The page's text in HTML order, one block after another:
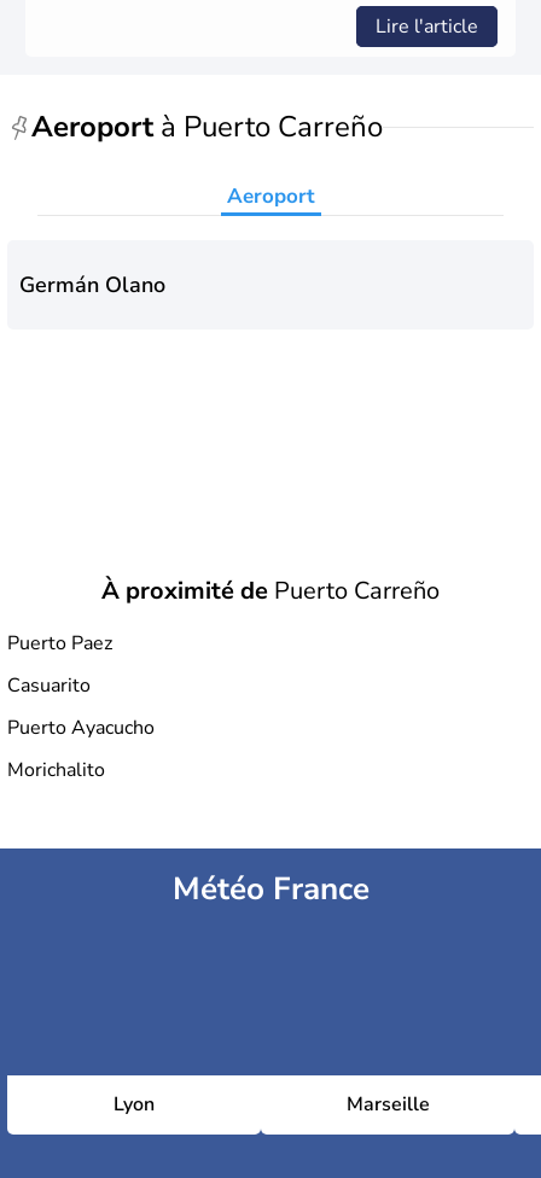
Lire l'article
Aeroportà Puerto Carreño
Aeroport
Germán Olano
À proximité de Puerto Carreño
Puerto Paez
Casuarito
Puerto Ayacucho
Morichalito
Météo France
Lyon Marseille